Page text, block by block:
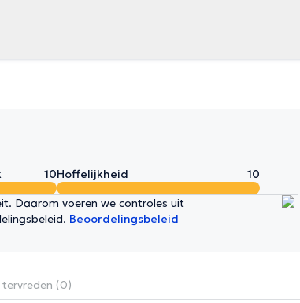
10Hoffelijkheid 10
Daarom voeren we controles uit
Beoordelingsbeleid
tervreden (0)